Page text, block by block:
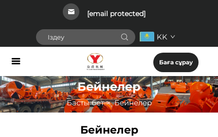
[email protected]
KK
Баға сұрау
Бейнелер
Басты бет>Бейнелер
Бейнелер